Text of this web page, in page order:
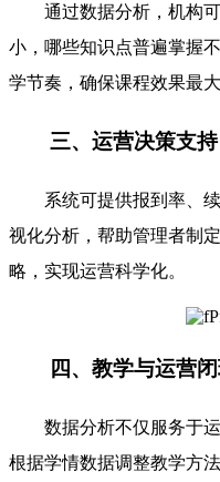
通过数据分析，机构
小，哪些知识点普遍掌握
学节奏，确保课程效果最大
三、运营决策支持
系统可提供报到率、
视化分析，帮助管理者制
略，实现运营科学化。
四、教学与运营
数据分析不仅服务于
根据学情数据调整教学方